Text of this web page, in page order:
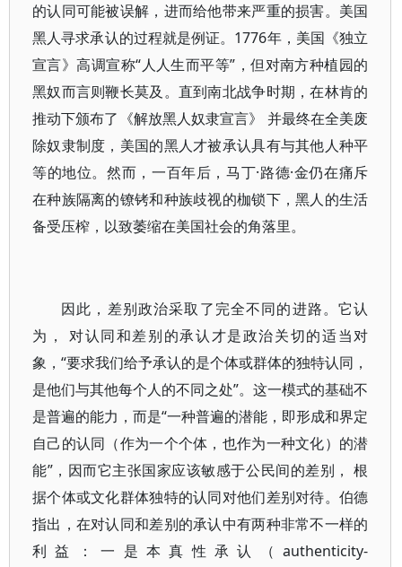
的认同可能被误解，进而给他带来严重的损害。美国
黑人寻求承认的过程就是例证。1776年，美国《独立
宣言》高调宣称“人人生而平等”，但对南方种植园的
黑奴而言则鞭长莫及。直到南北战争时期，在林肯的
推动下颁布了《解放黑人奴隶宣言》 并最终在全美废
除奴隶制度，美国的黑人才被承认具有与其他人种平
等的地位。然而，一百年后，马丁·路德·金仍在痛斥
在种族隔离的镣铐和种族歧视的枷锁下，黑人的生活
备受压榨，以致萎缩在美国社会的角落里。
因此，差别政治采取了完全不同的进路。它认
为， 对认同和差别的承认才是政治关切的适当对
象，“要求我们给予承认的是个体或群体的独特认同，
是他们与其他每个人的不同之处”。这一模式的基础不
是普遍的能力，而是“一种普遍的潜能，即形成和界定
自己的认同（作为一个个体，也作为一种文化）的潜
能”，因而它主张国家应该敏感于公民间的差别， 根
据个体或文化群体独特的认同对他们差别对待。伯德
指出，在对认同和差别的承认中有两种非常不一样的
利益：一是本真性承认（authenticity-